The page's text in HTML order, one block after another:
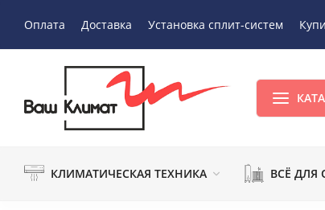
Оплата Доставка Установка сплит-систем
КЛИМАТИЧЕСКАЯ ТЕХНИКА ВСЁ ДЛЯ